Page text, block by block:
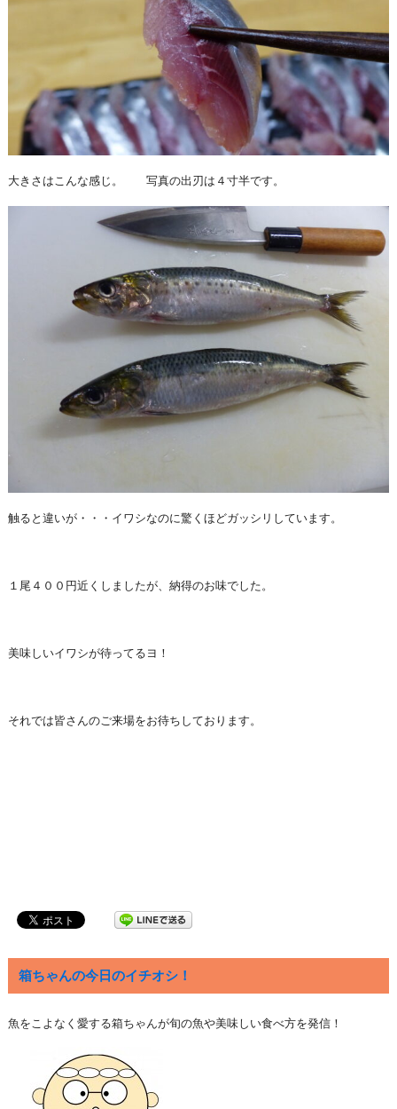
大きさはこんな感じ。 写真の出刃は４寸半です。
触ると違いが・・・イワシなのに驚くほどガッシリしています。
１尾４００円近くしましたが、納得のお味でした。
美味しいイワシが待ってるヨ！
それでは皆さんのご来場をお待ちしております。
箱ちゃんの今日のイチオシ！
魚をこよなく愛する箱ちゃんが旬の魚や美味しい食べ方を発信！